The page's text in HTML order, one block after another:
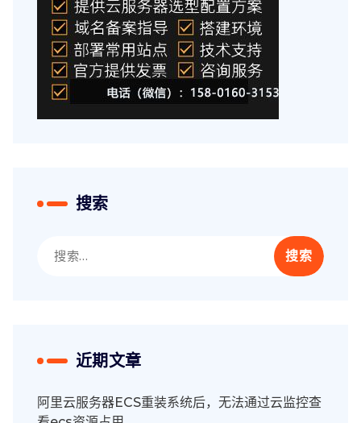
搜索
索：
近期文章
阿里云服务器ECS重装系统后，无法通过云监控查